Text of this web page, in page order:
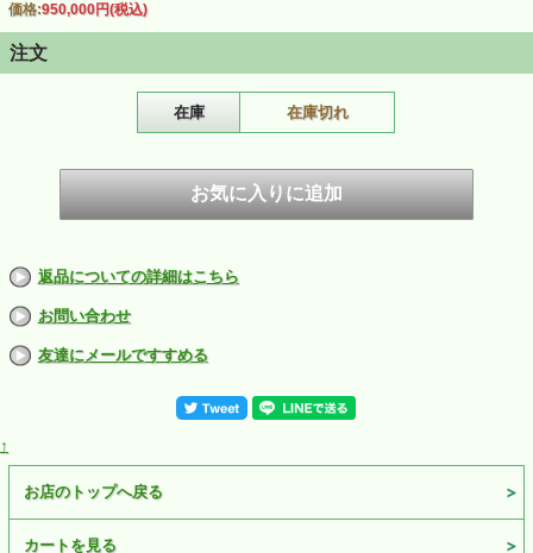
価格:950,000円(税込)
注文
在庫 在庫切れ
返品についての詳細はこちら
お問い合わせ
友達にメールですすめる
↑
お店のトップへ戻る
カートを見る